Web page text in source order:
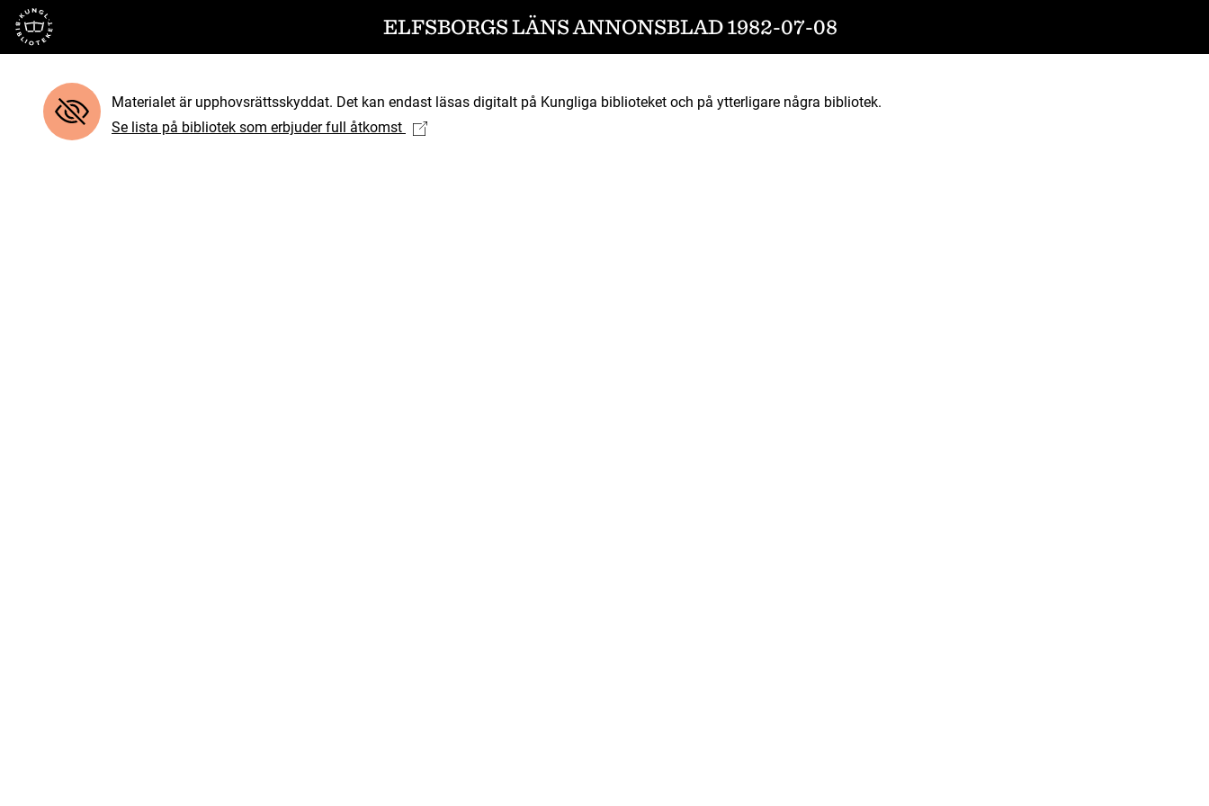
Till startsidan ELFSBORGS LÄNS ANNONSBLAD 1982-07-08
Materialet är upphovsrättsskyddat. Det kan endast läsas digitalt på Kungliga biblioteket och på ytterligare några bibliotek.
Se lista på bibliotek som erbjuder full åtkomst